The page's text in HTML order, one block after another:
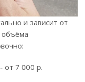
и зависит от
объёма
от 7 000 р.